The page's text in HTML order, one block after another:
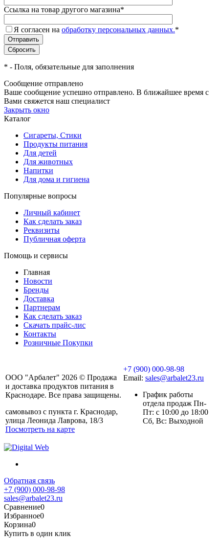
Ссылка на товар другого магазина*
Я согласен на обработку персональных данных.*
* - Поля, обязательные для заполнения
Сообщение отправлено
Ваше сообщение успешно отправлено. В ближайшее время с
Вами свяжется наш специалист
Закрыть окно
Каталог
Сигареты, Стики
Продукты питания
Для детей
Для животных
Напитки
Для дома и гигиена
Популярные вопросы
Личный кабинет
Как сделать заказ
Реквизиты
Публичная оферта
Помощь и сервисы
Главная
Новости
Бренды
Доставка
Партнерам
Как сделать заказ
Скачать прайс-лис
Контакты
Розничные Покупки
ООО "Арбалет" 2026 © Продажа
и доставка продуктов питания в
Краснодаре. Все права защищены.
самовывоз с пункта г. Краснодар,
улица Леонида Лаврова, 18/3
Посмотреть на карте
+7 (900) 000-98-98
Email: sales@arbalet23.ru
График работы
отдела продаж Пн-
Пт: с 10:00 до 18:00
Сб, Вс: Выходной
Обратная связь
+7 (900) 000-98-98
sales@arbalet23.ru
Сравнение0
Избранное0
Корзина0
Купить в один клик